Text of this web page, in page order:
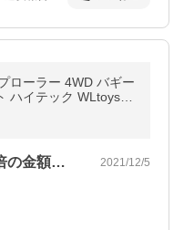
個人輸入した場合より、約2倍の金額です… 2021/12/5